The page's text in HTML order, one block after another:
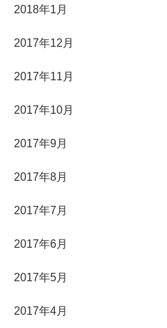
2018年1月
2017年12月
2017年11月
2017年10月
2017年9月
2017年8月
2017年7月
2017年6月
2017年5月
2017年4月